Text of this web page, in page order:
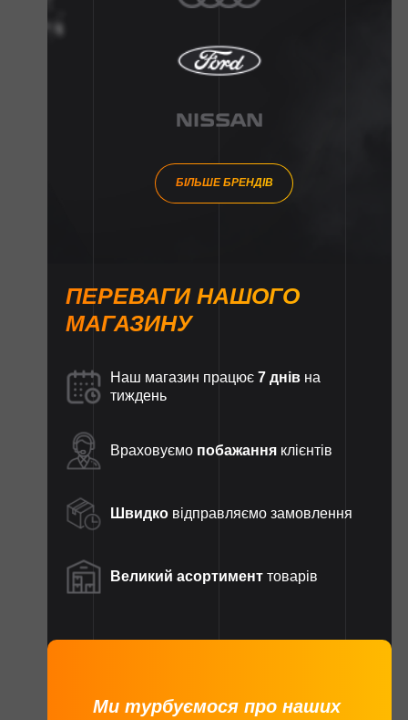
БІЛЬШЕ БРЕНДІВ
ПЕРЕВАГИ НАШОГО
МАГАЗИНУ
Наш магазин працює 7 днів на
тиждень
Враховуємо побажання клієнтів
Швидко відправляємо замовлення
Великий асортимент товарів
Ми турбуємося про наших